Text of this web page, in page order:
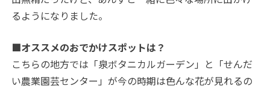
るようになりました。
■オススメのおでかけスポットは？
こちらの地方では「泉ボタニカルガーデン」と「せんだ
い農業園芸センター」が今の時期は色んな花が見れるの